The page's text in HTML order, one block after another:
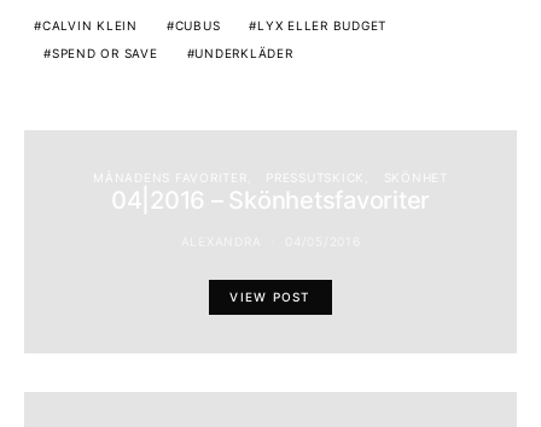
CALVIN KLEIN CUBUS
LYX ELLER BUDGET
SPEND OR SAVE
UNDERKLÄDER
MÅNADENS FAVORITER PRESSUTSKICK SKÖNHET
04|2016 – Skönhetsfavoriter
VIEW POST